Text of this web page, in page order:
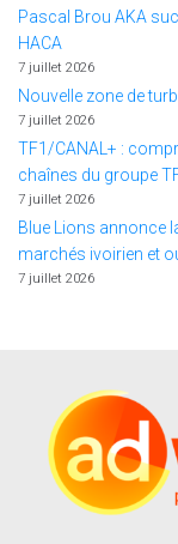
Pascal Brou AKA
HACA
7 juillet 2026
Nouvelle zone de
7 juillet 2026
TF1/CANAL+ :
chaînes du groupe
7 juillet 2026
Blue Lions annonce
marchés ivoirien et
7 juillet 2026